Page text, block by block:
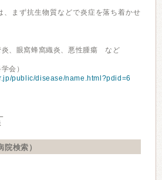
まず抗生物質などで炎症を落ち着かせ
炎、眼窩蜂窩織炎、悪性腫瘍 など
会）
public/disease/name.html?pdid=6
検索）